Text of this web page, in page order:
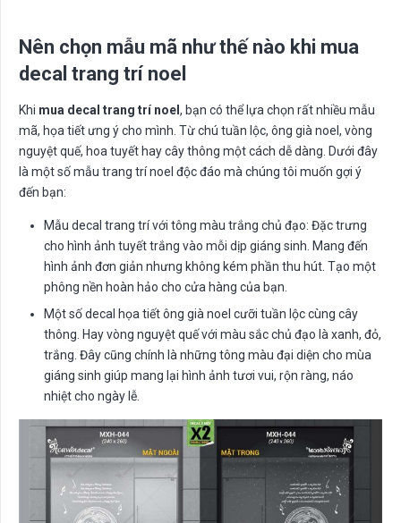
Nên chọn mẫu mã như thế nào khi mua
decal trang trí noel
Khi mua decal trang trí noel, bạn có thể lựa chọn rất nhiều mẫu
mã, họa tiết ưng ý cho mình. Từ chú tuần lộc, ông già noel, vòng
nguyệt quế, hoa tuyết hay cây thông một cách dễ dàng. Dưới đây
là một số mẫu trang trí noel độc đáo mà chúng tôi muốn gợi ý
đến bạn:
Mẫu decal trang trí với tông màu trắng chủ đạo: Đặc trưng
cho hình ảnh tuyết trắng vào mỗi dịp giáng sinh. Mang đến
hình ảnh đơn giản nhưng không kém phần thu hút. Tạo một
phông nền hoàn hảo cho cửa hàng của bạn.
Một số decal họa tiết ông già noel cưỡi tuần lộc cùng cây
thông. Hay vòng nguyệt quế với màu sắc chủ đạo là xanh, đỏ,
trắng. Đây cũng chính là những tông màu đại diện cho mùa
giáng sinh giúp mang lại hình ảnh tươi vui, rộn ràng, náo
nhiệt cho ngày lễ.